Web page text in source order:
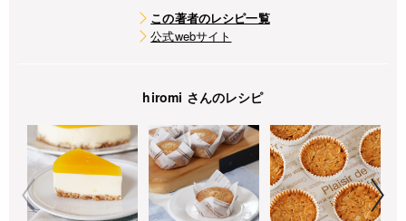
この著者のレシピ一覧
公式webサイト
hiromi さんのレシピ